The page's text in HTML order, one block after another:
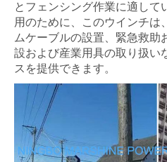
とフェンシング作業に適して
用のために、このウインチは
ムケーブルの設置、緊急救助
設および産業用具の取り扱い
スを提供できます。